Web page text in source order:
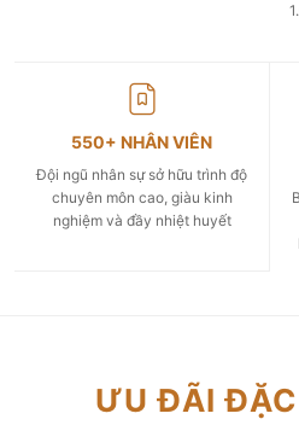
550+ NHÂN VIÊN
Đội ngũ nhân sự sở hữu trình độ
chuyên môn cao, giàu kinh
nghiệm và đầy nhiệt huyết
ƯU ĐÃI